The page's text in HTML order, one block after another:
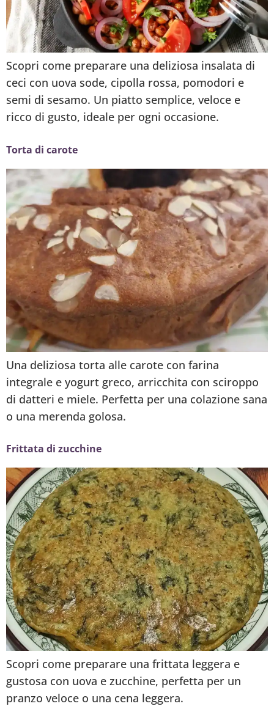
Scopri come preparare una deliziosa insalata di
ceci con uova sode, cipolla rossa, pomodori e
semi di sesamo. Un piatto semplice, veloce e
ricco di gusto, ideale per ogni occasione.
Torta di carote
Una deliziosa torta alle carote con farina
integrale e yogurt greco, arricchita con sciroppo
di datteri e miele. Perfetta per una colazione sana
o una merenda golosa.
Frittata di zucchine
Scopri come preparare una frittata leggera e
gustosa con uova e zucchine, perfetta per un
pranzo veloce o una cena leggera.